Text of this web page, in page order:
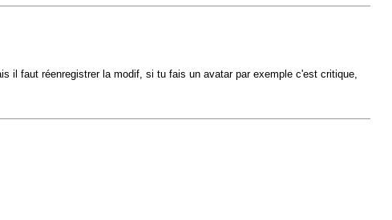
il faut réenregistrer la modif, si tu fais un avatar par exemple c'est critique,